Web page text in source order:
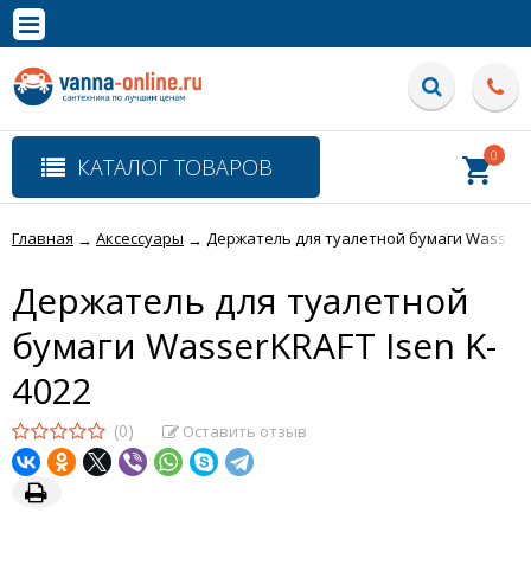
Полная версия сайта
КАТАЛОГ ТОВАРОВ 0
Главная → Аксессуары → Держатель для туалетной бумаги
Держатель для туалетной
бумаги WasserKRAFT Isen K-
4022
(0) Оставить отзыв